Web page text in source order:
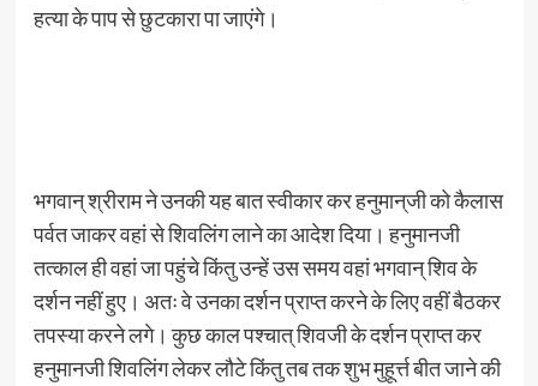
हत्या के पाप से छुटकारा पा जाएंगे।
भगवान्‌ श्रीराम ने उनकी यह बात स्वीकार कर हनुमान्‌जी को कैलास
पर्वत जाकर वहां से शिवलिंग लाने का आदेश दिया। हनुमानजी
तत्काल ही वहां जा पहुंचे किंतु उन्हें उस समय वहां भगवान्‌ शिव के
दर्शन नहीं हुए। अतः वे उनका दर्शन प्राप्त करने के लिए वहीं बैठकर
तपस्या करने लगे। कुछ काल पश्चात्‌‌ शिवजी के दर्शन प्राप्त कर
हनुमानजी शिवलिंग लेकर लौटे किंतु तब तक शुभ मुहूर्त्त बीत जाने की